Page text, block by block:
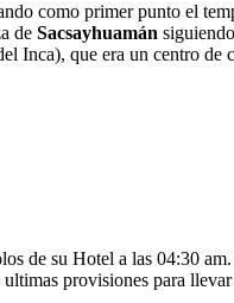
como primer punto el
de Sacsayhuamán
Inca), que era un centro de
de su Hotel a las 04:30
provisiones para